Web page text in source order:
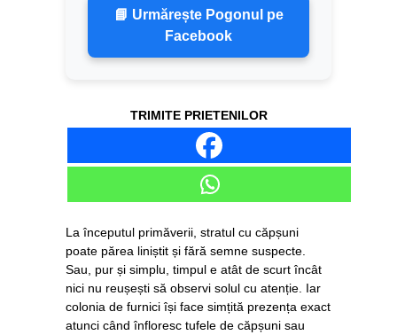
📘 Urmărește Pogonul pe
Facebook
TRIMITE PRIETENILOR
La începutul primăverii, stratul cu căpșuni
poate părea liniștit și fără semne suspecte.
Sau, pur și simplu, timpul e atât de scurt încât
nici nu reușești să observi solul cu atenție. Iar
colonia de furnici își face simțită prezența exact
atunci când înfloresc tufele de căpșuni sau